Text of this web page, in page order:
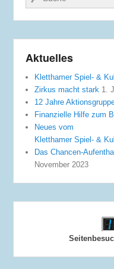
Aktuelles
Kletthamer Spiel- &
Zirkus macht stark 1.
12 Jahre
Finanzielle Hilfe zum
Neues vom
Kletthamer Spiel- &
Das Chancen-
November 2023